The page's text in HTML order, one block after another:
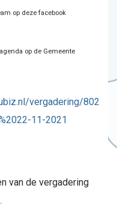
op deze facebook
op de Gemeente
vergadering/802
11-2021
van de vergadering